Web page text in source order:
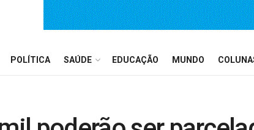
POLÍTICA SAÚDE EDUCAÇÃO MUNDO